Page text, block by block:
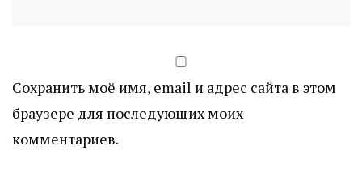
Сохранить моё имя, email и адрес сайта в этом
браузере для последующих моих
комментариев.